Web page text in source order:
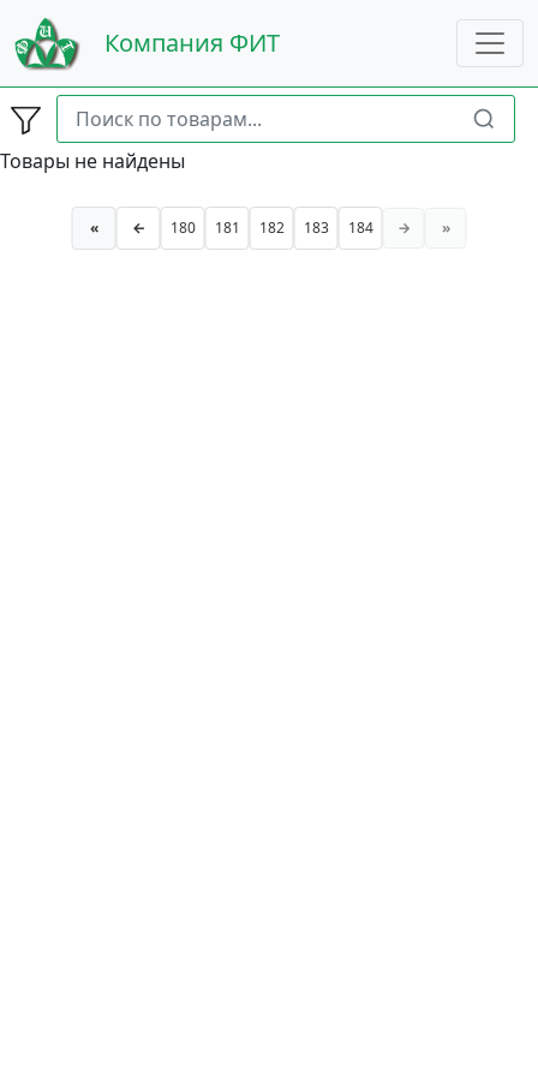
Компания ФИТ
Товары не найдены
« ← 180 181 182 183 184 → »